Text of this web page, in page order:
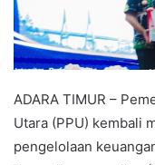
ADARA TIMUR –
Utara (PPU) kembali
pengelolaan